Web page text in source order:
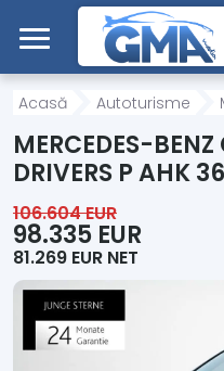
Mergi direct la conținutul
Acasă
Autoturisme
Motociclete
Autoutilitare
Alte tipuri vehicule
Acasă Autoturisme
MERCEDES-
DRIVERS P AHK
106.604 EUR
98.335 EUR
81.269 EUR NET